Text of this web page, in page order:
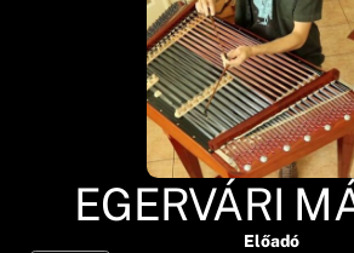
EGERVÁRI
Előadó